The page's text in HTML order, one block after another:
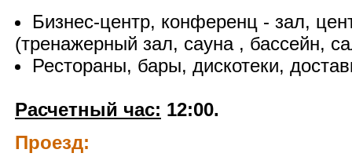
Бизнес-центр, конференц - зал,
(тренажерный зал, сауна , бассейн,
Рестораны, бары, дискотеки,
Расчетный час: 12:00.
Проезд: